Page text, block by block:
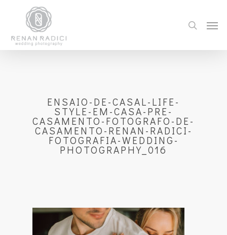
ENSAIO-DE-CASAL-LIFE-
STYLE-EM-CASA-PRE-
CASAMENTO-FOTOGRAFO-DE-
CASAMENTO-RENAN-RADICI-
FOTOGRAFIA-WEDDING-
PHOTOGRAPHY_016